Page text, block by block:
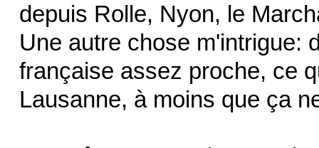
depuis Rolle, Nyon, le
Une autre chose m'intrigue:
française assez proche, ce
Lausanne, à moins que ça